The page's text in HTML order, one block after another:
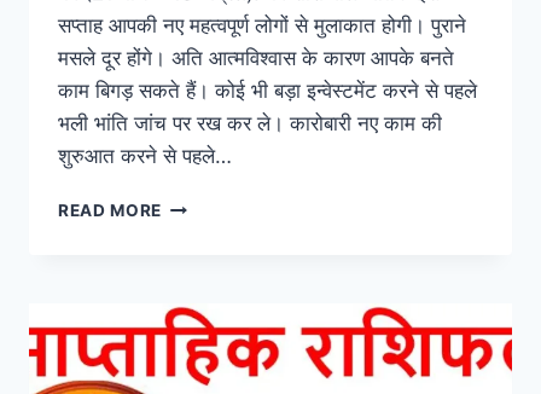
सप्ताह आपकी नए महत्वपूर्ण लोगों से मुलाकात होगी। पुराने
मसले दूर होंगे। अति आत्मविश्वास के कारण आपके बनते
काम बिगड़ सकते हैं। कोई भी बड़ा इन्वेस्टमेंट करने से पहले
भली भांति जांच पर रख कर ले। कारोबारी नए काम की
शुरुआत करने से पहले…
READ MORE जन्माष्टमी
(WEEKLY
HOROSCOPE):
जाने
सभी